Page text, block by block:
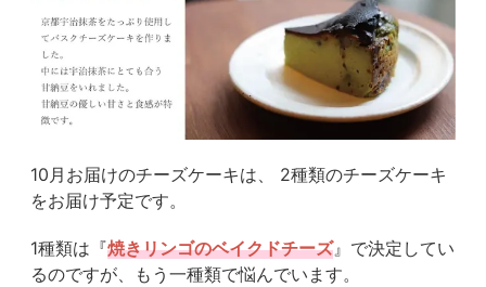
10月お届けのチーズケーキは、 2種類のチーズケーキ
をお届け予定です。
1種類は『焼きリンゴのベイクドチーズ』で決定してい
るのですが、もう一種類で悩んでいます。